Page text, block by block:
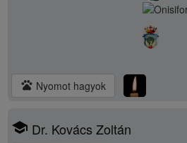
pets Nyomot hagyok
school Dr. Kovács Zoltán